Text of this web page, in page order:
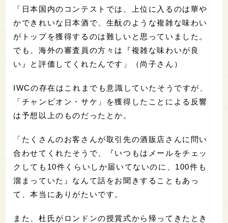
「日本国内のコンテストでは、上位に入るのは華や
かできれいな日本酒で、生酛のような複雑な味わい
がトップを獲得するのは難しいと思っていました。
でも、海外の審査員の方々は『複雑な味わいが良
い』と評価してくれたんです」（尚子さん）
IWCの存在はこれまでも意識していたそうですが、
「チャンピオン・サケ」を獲得したことによる反響
は予想以上のものだったとか。
「たくさんのお客さんが取引先の酒販店さんに問い
合わせてくれたそうで、『いつもはメールをチェッ
クしても10件くらいしか届いてないのに、100件も
溜まっていた』なんて話をお聞きすることもあっ
て、本当にありがたいです。
また、杜氏がロンドンの授賞式から帰ってきたとき